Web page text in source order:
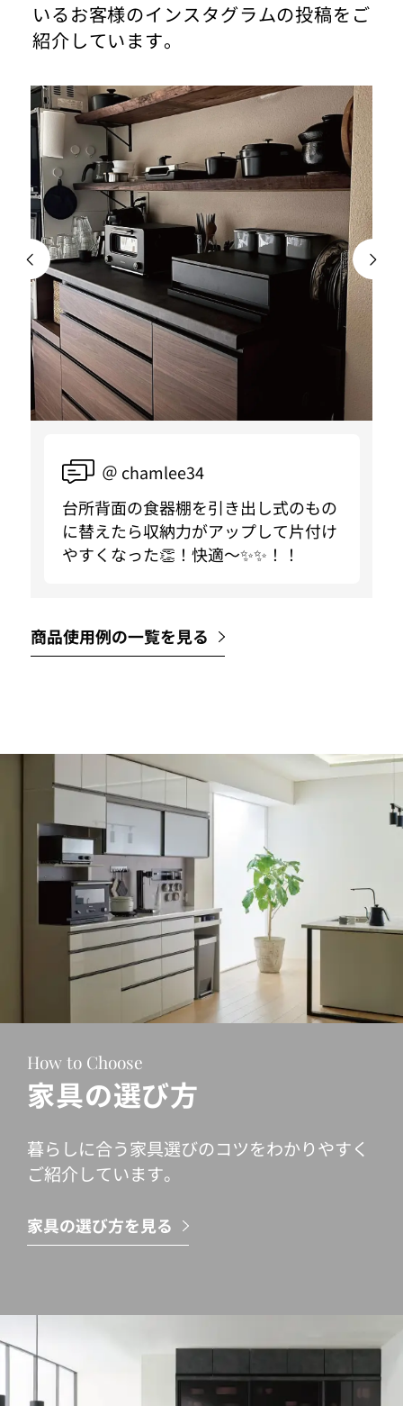
いるお客様のインスタグラムの投稿をご
紹介しています。
＠ chamlee34
台所背面の食器棚を引き出し式のもの
に替えたら収納力がアップして片付け
やすくなった👏！快適〜✨✨！！
商品使用例の一覧を見る
How to Choose
家具の選び方
暮らしに合う家具選びのコツをわかりやすく
ご紹介しています。
家具の選び方を見る